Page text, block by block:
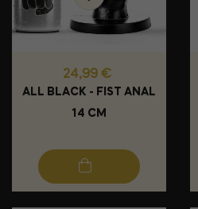
Prix
24,99 €
ALL BLACK - FIST ANAL
14 CM